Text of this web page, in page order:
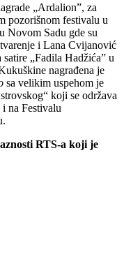
„Ardalion”, za
pozorišnom festivalu u
Novom Sadu gde su
i Lana Cvijanović
„Fadila Hadžića” u
nagrađena je
sa velikim uspehom je
koji se održava
na Festivalu
RTS-a koji je